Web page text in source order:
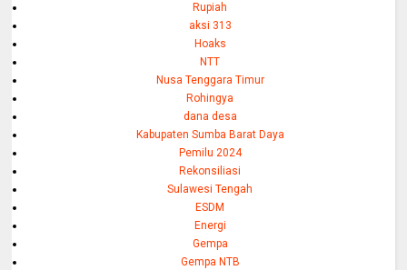
Rupiah
aksi 313
Hoaks
NTT
Nusa Tenggara Timur
Rohingya
dana desa
Kabupaten Sumba Barat Daya
Pemilu 2024
Rekonsiliasi
Sulawesi Tengah
ESDM
Energi
Gempa
Gempa NTB